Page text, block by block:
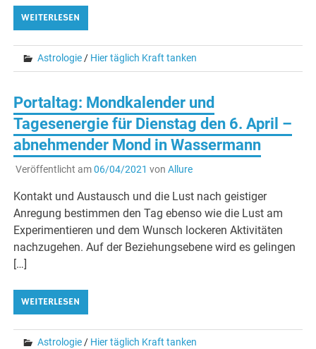
WEITERLESEN
Astrologie / Hier täglich Kraft tanken
Portaltag: Mondkalender und
Tagesenergie für Dienstag den 6. April –
abnehmender Mond in Wassermann
Veröffentlicht am06/04/2021 von Allure
Kontakt und Austausch und die Lust nach geistiger
Anregung bestimmen den Tag ebenso wie die Lust am
Experimentieren und dem Wunsch lockeren Aktivitäten
nachzugehen. Auf der Beziehungsebene wird es gelingen
[…]
WEITERLESEN
Astrologie/ Hier täglich Kraft tanken